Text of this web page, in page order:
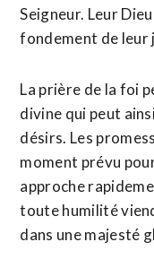
Seigneur. Leur
fondement de leur
La prière de la foi
divine qui peut
désirs. Les
moment prévu
approche
toute humilité
dans une majesté